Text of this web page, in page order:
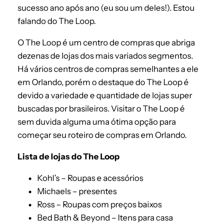
sucesso ano após ano (eu sou um deles!). Estou
falando do The Loop.
O The Loop é um centro de compras que abriga
dezenas de lojas dos mais variados segmentos.
Há vários centros de compras semelhantes a ele
em Orlando, porém o destaque do The Loop é
devido a variedade e quantidade de lojas super
buscadas por brasileiros. Visitar o The Loop é
sem duvida alguma uma ótima opção para
começar seu roteiro de compras em Orlando.
Lista de lojas do The Loop
Kohl’s – Roupas e acessórios
Michaels – presentes
Ross – Roupas com preços baixos
Bed Bath & Beyond – Itens para casa